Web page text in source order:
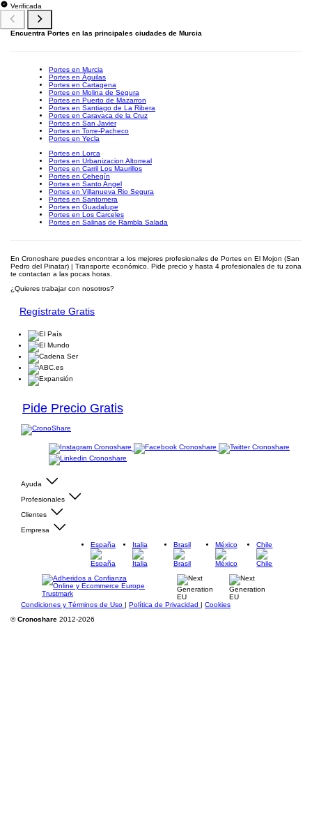
Verificada
Encuentra Portes en las principales ciudades de Murcia
Portes en Murcia
Portes en Águilas
Portes en Cartagena
Portes en Molina de Segura
Portes en Puerto de Mazarron
Portes en Santiago de La Ribera
Portes en Caravaca de la Cruz
Portes en San Javier
Portes en Torre-Pacheco
Portes en Yecla
Portes en Lorca
Portes en Urbanizacion Altorreal
Portes en Carril Los Maurillos
Portes en Cehegín
Portes en Santo Angel
Portes en Villanueva Rio Segura
Portes en Santomera
Portes en Guadalupe
Portes en Los Carceles
Portes en Salinas de Rambla Salada
En Cronoshare puedes encontrar a los mejores profesionales de Portes en El Mojon (San
Pedro del Pinatar) | Transporte económico. Pide precio y hasta 4 profesionales de tu zona
te contactan a las pocas horas.
¿Quieres trabajar con nosotros?
Regístrate Gratis
Pide Precio Gratis
Ayuda
Profesionales
Clientes
Empresa
España
Italia Brasil México Chile
Condiciones y Términos de Uso | Política de Privacidad | Cookies
©Cronoshare 2012-2026